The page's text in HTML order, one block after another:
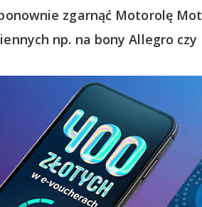
zgarnąć Motorolę
np. na bony Allegro czy